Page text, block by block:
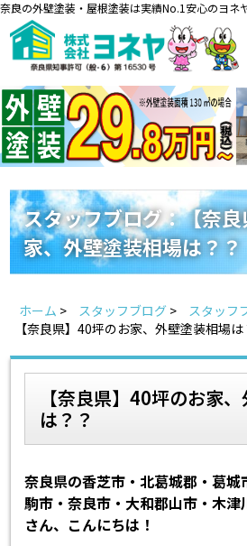
奈良の外壁塗装・屋根塗装は実績No.1安心のヨネ
料金一覧 会社案内
来店予約 お問い合わせ
お見積り
地域の事例がい
ヨネヤの施工
お客様
スタッフ紹介 スタッ
よくあるご質問 屋根
スタッフブログ：【奈
家、外壁塗装相場は？？
ホーム > スタッフブログ > スタッフ
【奈良県】40坪のお家、外壁塗装相場は
【奈良県】40坪のお家
は？？
奈良県の香芝市・北葛城郡・葛城
駒市・奈良市・大和郡山市・木
さん、こんにちは！